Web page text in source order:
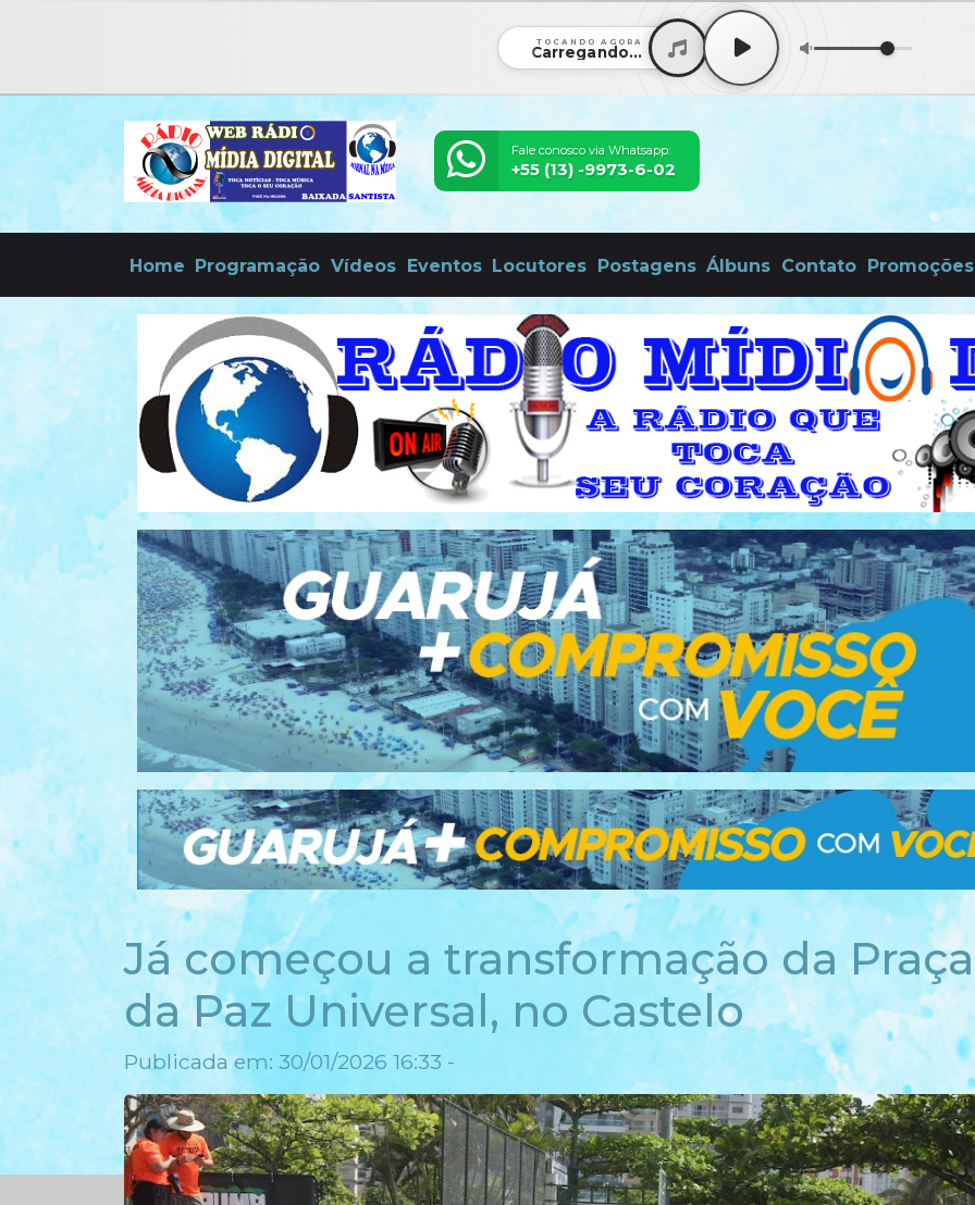
TOCANDO AGORA
Carregando...
Fale conosco via Whatsapp:
+55 (13) -9973-6-02
Home Programação Vídeos Eventos Locutores Postagens Álbuns Contato Promoções
Já começou a transformação da Praça
da Paz Universal, no Castelo
Publicada em: 30/01/2026 16:33 -